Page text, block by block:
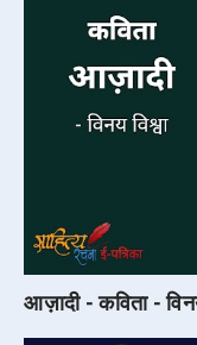
आज़ादी - कविता -